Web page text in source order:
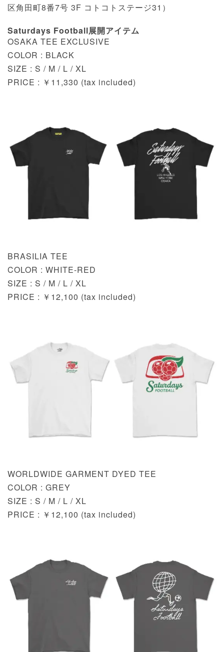
区角田町8番7号 3F コトコトステージ31）
Saturdays Football展開アイテム
OSAKA TEE EXCLUSIVE
COLOR : BLACK
SIZE : S / M / L / XL
PRICE : ￥11,330 (tax included)
BRASILIA TEE
COLOR : WHITE-RED
SIZE : S / M / L / XL
PRICE : ￥12,100 (tax included)
WORLDWIDE GARMENT DYED TEE
COLOR : GREY
SIZE : S / M / L / XL
PRICE : ￥12,100 (tax included)